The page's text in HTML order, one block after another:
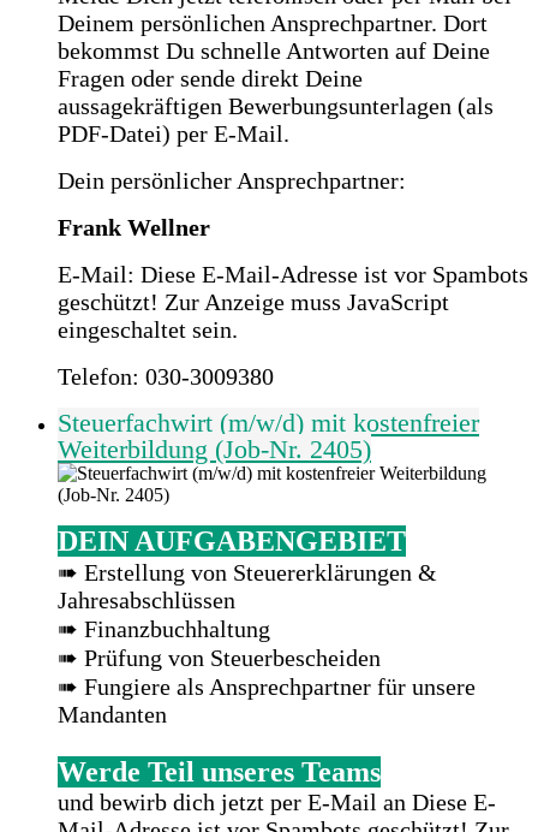
Deinem persönlichen Ansprechpartner. Dort
bekommst Du schnelle Antworten auf Deine
Fragen oder sende direkt Deine
aussagekräftigen Bewerbungsunterlagen (als
PDF-Datei) per E-Mail.
Dein persönlicher Ansprechpartner:
Frank Wellner
E-Mail: Diese E-Mail-Adresse ist vor Spambots
geschützt! Zur Anzeige muss JavaScript
eingeschaltet sein.
Telefon: 030-3009380
Steuerfachwirt (m/w/d) mit kostenfreier
Weiterbildung (Job-Nr. 2405)
DEIN AUFGABENGEBIET
➠ Erstellung von Steuererklärungen &
Jahresabschlüssen
➠ Finanzbuchhaltung
➠ Prüfung von Steuerbescheiden
➠ Fungiere als Ansprechpartner für unsere
Mandanten
Werde Teil unseres Teams
und bewirb dich jetzt per E-Mail an Diese E-